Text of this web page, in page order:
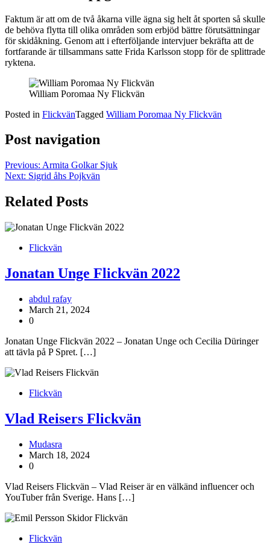
Faktum är att om de två åkarna ville ägna sig helt åt sporten så skulle
de behöva flytta till olika områden som erbjöd bättre förutsättningar
för skidåkning. Genom att i efterföljande intervjuer bekräfta att de
fortfarande är tillsammans satte Frida Karlsson stopp för de splittrade
ryktena.
William Poromaa Ny Flickvän
Posted in FlickvänTagged William Poromaa Ny Flickvän
Post navigation
Previous: Armita Golkar Sjuk
Next: Sigrid åhs Pojkvän
Related Posts
Flickvän
Jonatan Unge Flickvän 2022
abdul rafay
March 21, 2024
0
Jonatan Unge Flickvän 2022 – Jonatan Unge och Cecilia Düringer
att tävla på P Spret. […]
Flickvän
Vlad Reisers Flickvän
Mudasra
March 18, 2024
0
Vlad Reisers Flickvän – Vlad Reiser är en välkänd influencer och
YouTuber från Sverige. Hans […]
Flickvän